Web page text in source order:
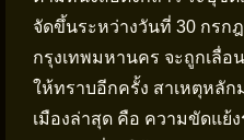
จัดขึ้นระหว่างวันที่ 30 กรก
กรุงเทพมหานคร จะถูกเลื่อ
ให้ทราบอีกครั้ง สาเหตุหลั
เมืองล่าสุด คือ ความขัดแย้